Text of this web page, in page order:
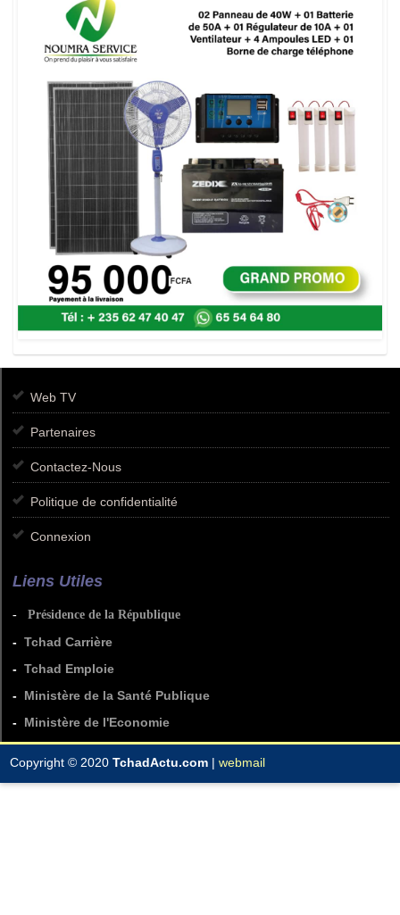
Web TV
Partenaires
Contactez-Nous
Politique de confidentialité
Connexion
Liens Utiles
- Présidence de la République
- Tchad Carrière
- Tchad Emploie
- Ministère de la Santé Publique
- Ministère de l'Economie
Copyright © 2020 TchadActu.com | webmail